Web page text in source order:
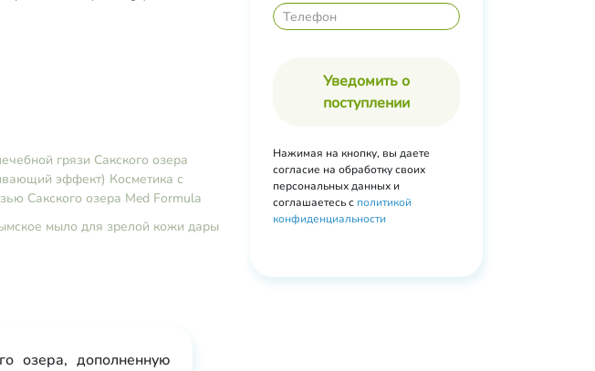
грязи Сакского озера
эффект) Косметика с
Сакского озера Med Formula
мыло для зрелой кожи дары
Уведомить о
поступлении
Нажимая на кнопку, вы даете
согласие на обработку своих
персональных данных и
соглашаетесь с политикой
конфиденциальности
озера, дополненную